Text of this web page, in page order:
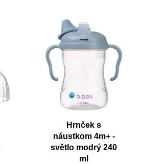
Hrnček s
náustkom 4m+ -
světlo modrý 240
ml